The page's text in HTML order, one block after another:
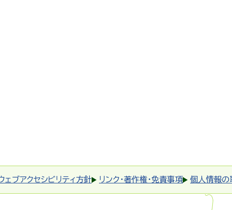
ェブアクセシビリティ方針 リンク・著作権・免責事項 個人情報の